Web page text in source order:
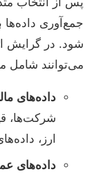
پس از انتخاب
جمع‌آوری
شود. در گرایش
می‌توانند شامل
داده‌های
شرکت‌ها،
ارز،
داده‌های